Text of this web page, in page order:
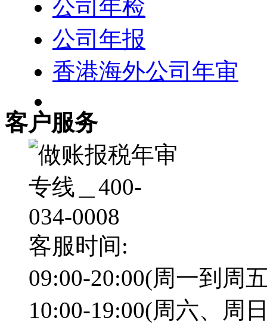
公司年检
公司年报
香港海外公司年审
客户服务
客服时间:
09:00-20:00(周一到周
10:00-19:00(周六、周